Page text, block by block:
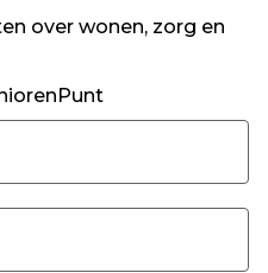
over wonen, zorg en